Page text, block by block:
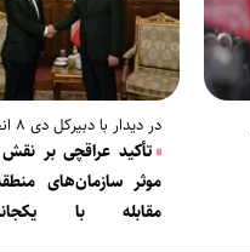
در دیدار با دبیرکل دی ۸ انجام شد
تأکید عراقچی بر
موثر سازمان‌های
مقابله با